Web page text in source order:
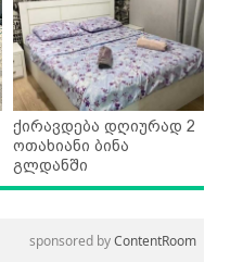
ქირავდება დღიურად 2
ოთახიანი ბინა
გლდანში
sponsored byContentRoom